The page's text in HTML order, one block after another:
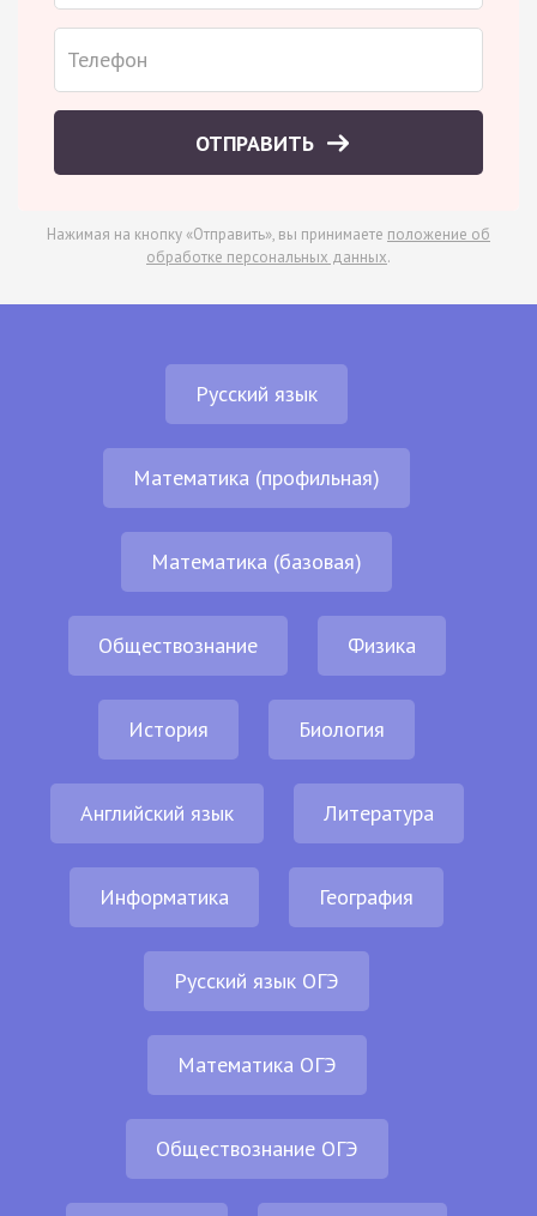
ОТПРАВИТЬ
Нажимая на кнопку «Отправить», вы принимаете положение об
обработке персональных данных.
Русский язык
Математика (профильная)
Математика (базовая)
Обществознание Физика
История Биология
Английский язык Литература
Информатика География
Русский язык ОГЭ
Математика ОГЭ
Обществознание ОГЭ